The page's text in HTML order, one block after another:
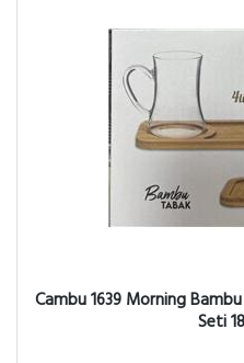
Cambu 1639 Morning
Seti